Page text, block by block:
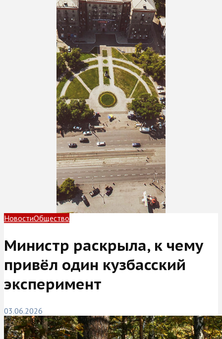
НовостиОбщество
Министр раскрыла, к чему
привёл один кузбасский
эксперимент
03.06.2026